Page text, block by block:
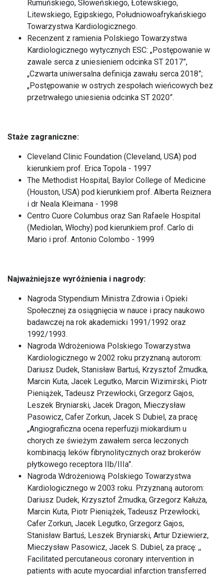
Rumuńskiego, Słoweńskiego, Łotewskiego,
Litewskiego, Egipskiego, Południowoafrykańskiego
Towarzystwa Kardiologicznego.
Recenzent z ramienia Polskiego Towarzystwa
Kardiologicznego wytycznych ESC: „Postępowanie w
zawale serca z uniesieniem odcinka ST 2017”,
„Czwarta uniwersalna definicja zawału serca 2018”;
„Postępowanie w ostrych zespołach wieńcowych bez
przetrwałego uniesienia odcinka ST 2020”.
Staże zagraniczne:
Cleveland Clinic Foundation (Cleveland, USA) pod
kierunkiem prof. Erica Topola - 1997
The Methodist Hospital, Baylor College of Medicine
(Houston, USA) pod kierunkiem prof. Alberta Reiznera
i dr Neala Kleimana - 1998
Centro Cuore Columbus oraz San Rafaele Hospital
(Mediolan, Włochy) pod kierunkiem prof. Carlo di
Mario i prof. Antonio Colombo - 1999
Najważniejsze wyróżnienia i nagrody:
Nagroda Stypendium Ministra Zdrowia i Opieki
Społecznej za osiągnięcia w nauce i pracy naukowo
badawczej na rok akademicki 1991/1992 oraz
1992/1993.
Nagroda Wdrożeniowa Polskiego Towarzystwa
Kardiologicznego w 2002 roku przyznaną autorom:
Dariusz Dudek, Stanisław Bartuś, Krzysztof Żmudka,
Marcin Kuta, Jacek Legutko, Marcin Wizimirski, Piotr
Pieniążek, Tadeusz Przewłocki, Grzegorz Gajos,
Leszek Bryniarski, Jacek Dragon, Mieczysław
Pasowicz, Cafer Zorkun, Jacek S Dubiel, za pracę
„Angiograficzna ocena reperfuzji miokardium u
chorych ze świeżym zawałem serca leczonych
kombinacją leków fibrynolitycznych oraz brokerów
płytkowego receptora IIb/IIIa”.
Nagroda Wdrożeniową Polskiego Towarzystwa
Kardiologicznego w 2003 roku. Przyznaną autorom:
Dariusz Dudek, Krzysztof Żmudka, Grzegorz Kałuża,
Marcin Kuta, Piotr Pieniążek, Tadeusz Przewłocki,
Cafer Zorkun, Jacek Legutko, Grzegorz Gajos,
Stanisław Bartuś, Leszek Bryniarski, Artur Dziewierz,
Mieczysław Pasowicz, Jacek S. Dubiel, za pracę: ,,
Facilitated percutaneous coronary intervention in
patients with acute myocardial infarction transferred